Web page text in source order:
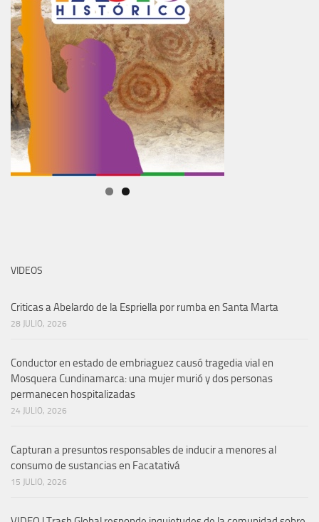
VIDEOS
Criticas a Abelardo de la Espriella por rumba en Santa Marta
28 JULIO, 2026
Conductor en estado de embriaguez causó tragedia vial en
Mosquera Cundinamarca: una mujer murió y dos personas
permanecen hospitalizadas
24 JULIO, 2026
Capturan a presuntos responsables de inducir a menores al
consumo de sustancias en Facatativá
15 JULIO, 2026